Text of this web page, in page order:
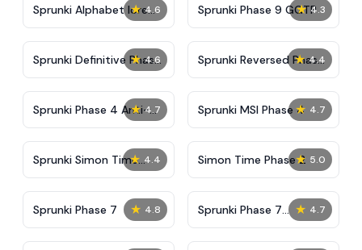
★ 4.6
Sprunki Alphabet lore
Arabic Phase 3
★ 4.3
Sprunki Phase 9 GGTP
★ 4.6
Sprunki Definitive Phase
9 New
★ 4.4
Sprunki Reversed Phase
3 Definitive
★ 4.7
Sprunki Phase 4 Anti-
Shifted
★ 4.7
Sprunki MSI Phase 4
★ 4.4
Sprunki Simon Time
Phase 2
★ 5.0
Simon Time Phase 2
★ 4.8
Sprunki Phase 7 ★ 4.7
Sprunki Phase 7
Definitive (Fanmade)